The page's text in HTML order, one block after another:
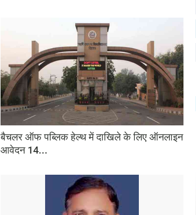
बैचलर ऑफ पब्लिक हेल्थ में दाखिले के लिए ऑनलाइन
आवेदन 14...